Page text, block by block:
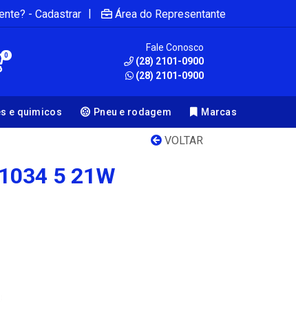
- Cadastrar | Área do Representante
0
Fale Conosco
(28) 2101-0900
(28) 2101-0900
e quimicos Pneu e rodagem Marcas
VOLTAR
5 21W